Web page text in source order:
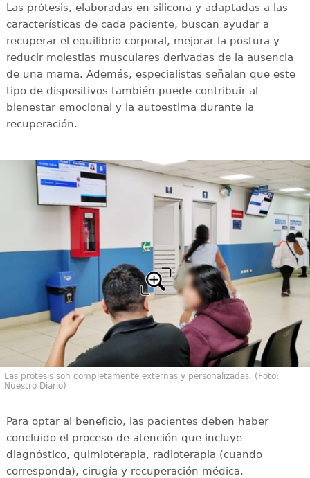
Las prótesis, elaboradas en silicona y adaptadas a las
características de cada paciente, buscan ayudar a
recuperar el equilibrio corporal, mejorar la postura y
reducir molestias musculares derivadas de la ausencia
de una mama. Además, especialistas señalan que este
tipo de dispositivos también puede contribuir al
bienestar emocional y la autoestima durante la
recuperación.
Las prótesis son completamente externas y personalizadas. (Foto:
Nuestro Diario)
Para optar al beneficio, las pacientes deben haber
concluido el proceso de atención que incluye
diagnóstico, quimioterapia, radioterapia (cuando
corresponda), cirugía y recuperación médica.